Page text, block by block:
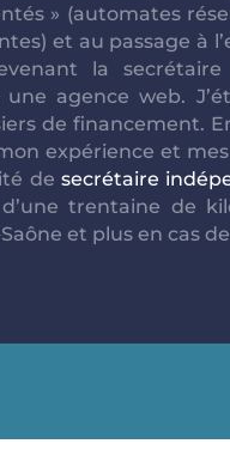
» (automates
et au passage à
la
une agence web.
de financement.
expérience et
de secrétaire
trentaine de
et plus en cas